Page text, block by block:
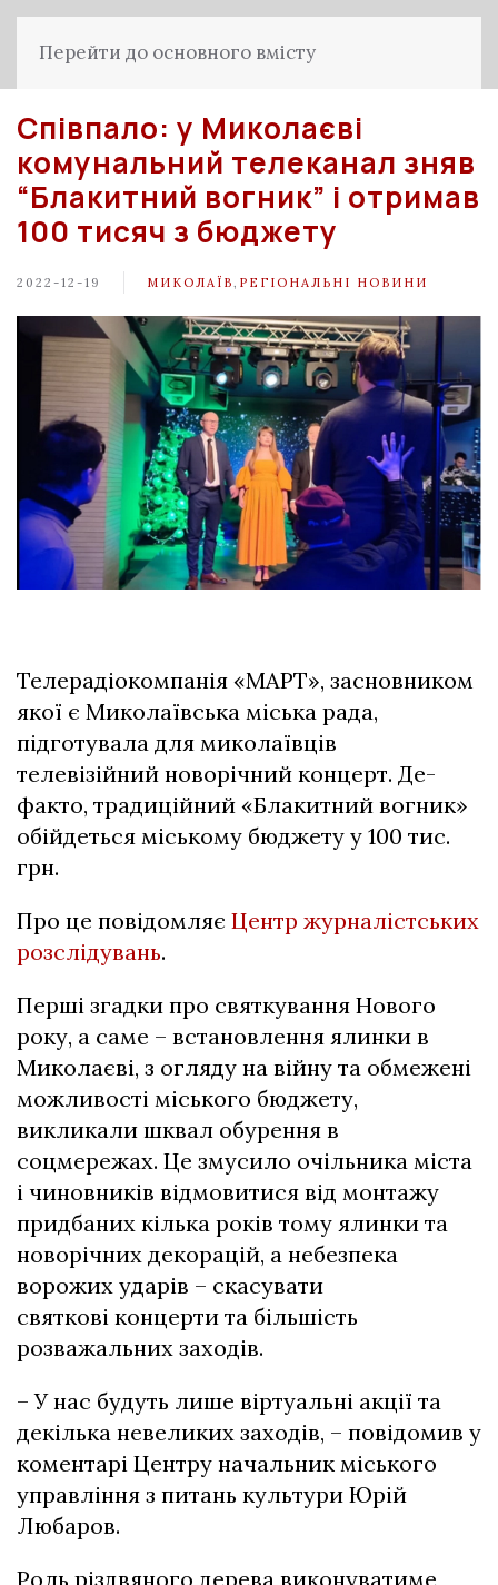
Перейти до основного вмісту
Співпало: у Миколаєві
комунальний телеканал зняв
“Блакитний вогник” і отримав
100 тисяч з бюджету
2022-12-19 МИКОЛАЇВ РЕГІОНАЛЬНІ НОВИНИ
Телерадіокомпанія «МАРТ», засновником
якої є Миколаївська міська рада,
підготувала для миколаївців
телевізійний новорічний концерт. Де-
факто, традиційний «Блакитний вогник»
обійдеться міському бюджету у 100 тис.
грн.
Про це повідомляє Центр журналістських
розслідувань.
Перші згадки про святкування Нового
року, а саме – встановлення ялинки в
Миколаєві, з огляду на війну та обмежені
можливості міського бюджету,
викликали шквал обурення в
соцмережах. Це змусило очільника міста
і чиновників відмовитися від монтажу
придбаних кілька років тому ялинки та
новорічних декорацій, а небезпека
ворожих ударів – скасувати
святкові концерти та більшість
розважальних заходів.
– У нас будуть лише віртуальні акції та
декілька невеликих заходів, – повідомив у
коментарі Центру начальник міського
управління з питань культури Юрій
Любаров.
Роль різдвяного дерева виконуватиме